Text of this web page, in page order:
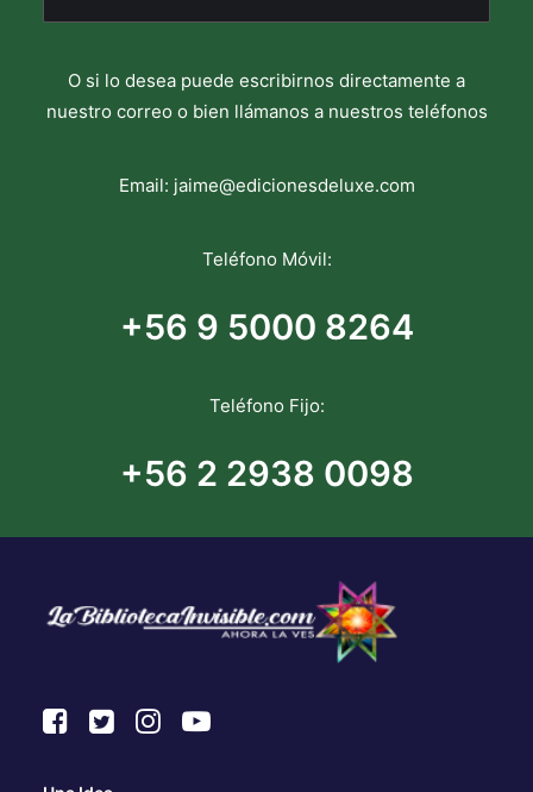
O si lo desea puede escribirnos directamente a
nuestro correo o bien llámanos a nuestros teléfonos
Email: jaime@edicionesdeluxe.com
Teléfono Móvil:
+56 9 5000 8264
Teléfono Fijo:
+56 2 2938 0098